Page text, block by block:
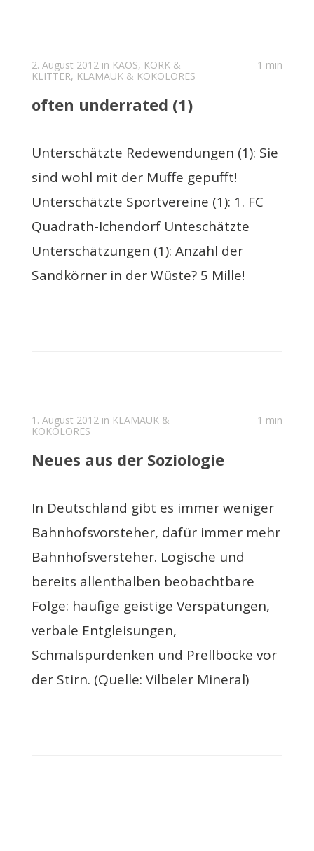
2. August 2012 in KAOS, KORK &
KLITTER, KLAMAUK & KOKOLORES
1 min
often underrated (1)
Unterschätzte Redewendungen (1): Sie
sind wohl mit der Muffe gepufft!
Unterschätzte Sportvereine (1): 1. FC
Quadrath-Ichendorf Unteschätzte
Unterschätzungen (1): Anzahl der
Sandkörner in der Wüste? 5 Mille!
1. August 2012 in KLAMAUK &
KOKOLORES
1 min
Neues aus der Soziologie
In Deutschland gibt es immer weniger
Bahnhofsvorsteher, dafür immer mehr
Bahnhofsversteher. Logische und
bereits allenthalben beobachtbare
Folge: häufige geistige Verspätungen,
verbale Entgleisungen,
Schmalspurdenken und Prellböcke vor
der Stirn. (Quelle: Vilbeler Mineral)